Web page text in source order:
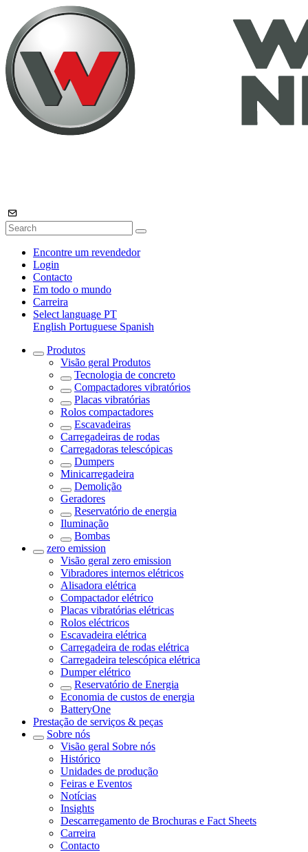
Encontre um revendedor
Login
Contacto
Em todo o mundo
Carreira
Select language PT
English Portuguese Spanish
Produtos
Visão geral Produtos
Tecnologia de concreto
Compactadores vibratórios
Placas vibratórias
Rolos compactadores
Escavadeiras
Carregadeiras de rodas
Carregadoras telescópicas
Dumpers
Minicarregadeira
Demolição
Geradores
Reservatório de energia
Iluminação
Bombas
zero emission
Visão geral zero emission
Vibradores internos elétricos
Alisadora elétrica
Compactador elétrico
Placas vibratórias elétricas
Rolos eléctricos
Escavadeira elétrica
Carregadeira de rodas elétrica
Carregadeira telescópica elétrica
Dumper elétrico
Reservatório de Energia
Economia de custos de energia
BatteryOne
Prestação de serviços & peças
Sobre nós
Visão geral Sobre nós
Histórico
Unidades de produção
Feiras e Eventos
Notícias
Insights
Descarregamento de Brochuras e Fact Sheets
Carreira
Contacto